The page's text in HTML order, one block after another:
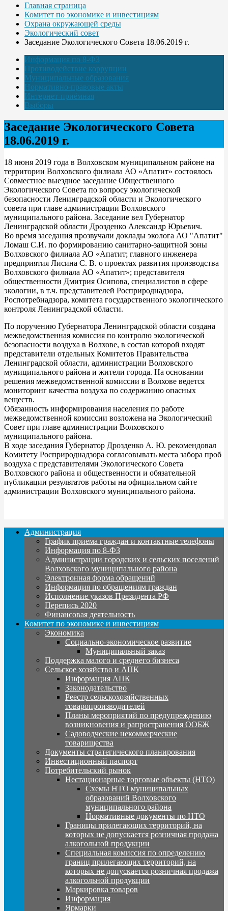
Главная страница
Комитет по экономике и инвестициям
Охрана окружающей среды
Экологический совет
Заседание Экологического Совета 18.06.2019 г.
Информация по 8-ФЗ
Противодействие коррупции
Муниципальные образования
Нормативно-правовые акты
Интернет-приёмная
Выборы
Заседание Экологического Совета
18.06.2019 г.
18 июня 2019 года в Волховском муниципальном районе на
территории Волховского филиала АО «Апатит» состоялось
Совместное выездное заседание Общественного
Экологического Совета по вопросу экологической
безопасности Ленинградской области и Экологического
совета при главе администрации Волховского
муниципального района. Заседание вел Губернатор
Ленинградской области Дрозденко Александр Юрьевич.
Во время заседания прозвучали доклады эколога АО "Апатит"
Ломаш С.И. по формированию санитарно-защитной зоны
Волховского филиала АО «Апатит; главного инженера
предприятия Лисина С. В. о проектах развития производства
Волховского филиала АО «Апатит»; представителя
общественности Дмитрия Осипова, специалистов в сфере
экологии, в т.ч. представителей Росприроднадзора,
Роспотребнадзора, комитета государственного экологического
контроля Ленинградской области.
По поручению Губернатора Ленинградской области создана
межведомственная комиссия по контролю экологической
безопасности воздуха в Волхове, в состав которой входят
представители отдельных Комитетов Правительства
Ленинградской области, администрации Волховского
муниципального района и жители города. На основании
решения межведомственной комиссии в Волхове ведется
мониторинг качества воздуха по содержанию опасных
веществ.
Обязанность информирования населения по работе
межведомственной комиссии возложена на Экологический
Совет при главе администрации Волховского
муниципального района.
В ходе заседания Губернатор Дрозденко А. Ю. рекомендовал
Комитету Росприроднадзора согласовывать места забора проб
воздуха с представителями Экологического Совета
Волховского района и общественности и обязательной
публикации результатов работы на официальном сайте
администрации Волховского муниципального района.
Администрация
График приема граждан и контактные телефоны
Информация по 8-ФЗ
Администрации городских и сельских поселений
Волховского муниципального района
Электронная форма обращений
Информация по обращениям граждан
Исполнение указов Президента РФ
Перепись 2020
Финансовая деятельность
Комитет по экономике и инвестициям
Экономика
Социально-экономическое развитие
Муниципальный заказ
Поддержка малого и среднего бизнеса
Сельское хозяйство и АПК
Информация АПК
Законодательство
Реестр сельскохозяйственных
товаропроизводителей
Планы мероприятий по предупреждению
возникновения и рапространения ООБЖ
Садоводческие некоммерческие
товарищества
Документы стратегического планирования
Инвестиционный паспорт
Потребительский рынок
Нестационарные торговые объекты (НТО)
Схемы НТО муниципальных
образований Волховского
муниципального района
Нормативные документы по НТО
Границы прилегающих территорий, на
которых не допускается розничная продажа
алкогольной продукции
Специальная комиссия по определению
границ прилегающих территорий, на
которых не допускается розничная продажа
алкогольной продукции
Маркировка товаров
Информация
Ярмарки